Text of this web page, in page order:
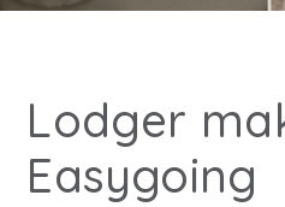
Lodger
Easygoing